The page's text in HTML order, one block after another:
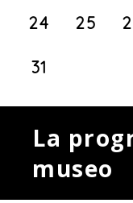
24 25
31
La
museo